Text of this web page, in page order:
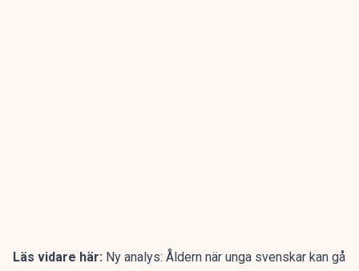
Läs vidare här: Ny analys: Åldern när unga svenskar kan gå